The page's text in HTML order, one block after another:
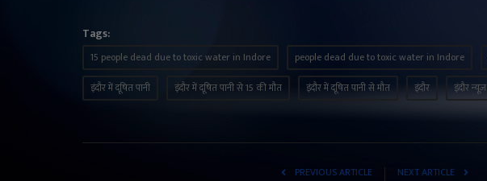
Tags:
15 people dead due to toxic water in Indore people dead due to toxic water in Indore
इंदौर में दूषित पानी
इंदौर में दूषित पानी से 15 की मौत इंदौर में दूषित पानी से मौत इंदौर इंदौर न्यूज़
PREVIOUS ARTICLE NEXT ARTICLE